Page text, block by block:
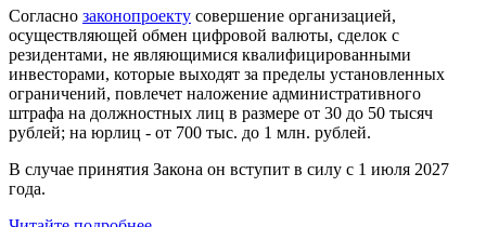
Согласно законопроекту совершение организацией,
осуществляющей обмен цифровой валюты, сделок с
резидентами, не являющимися квалифицированными
инвесторами, которые выходят за пределы установленных
ограничений, повлечет наложение административного
штрафа на должностных лиц в размере от 30 до 50 тысяч
рублей; на юрлиц - от 700 тыс. до 1 млн. рублей.
В случае принятия Закона он вступит в силу с 1 июля 2027
года.